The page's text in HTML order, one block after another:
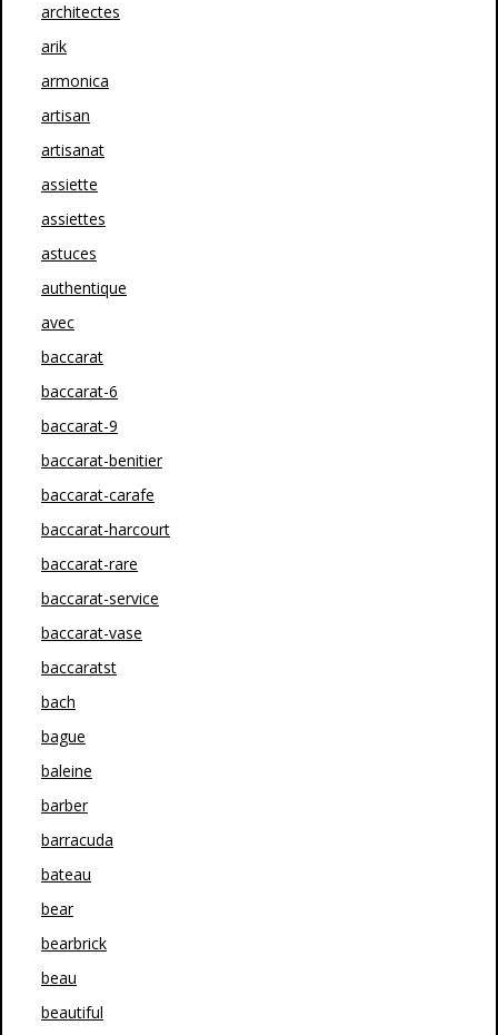
architectes
arik
armonica
artisan
artisanat
assiette
assiettes
astuces
authentique
avec
baccarat
baccarat-6
baccarat-9
baccarat-benitier
baccarat-carafe
baccarat-harcourt
baccarat-rare
baccarat-service
baccarat-vase
baccaratst
bach
bague
baleine
barber
barracuda
bateau
bear
bearbrick
beau
beautiful